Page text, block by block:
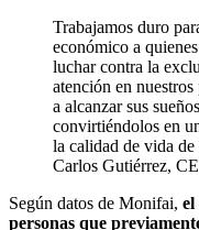
Trabajamos duro
económico a
luchar contra la
atención en
a alcanzar sus
convirtiéndolos en
la calidad de vida
Carlos Gutiérrez,
Según datos de Monifai, el
personas que